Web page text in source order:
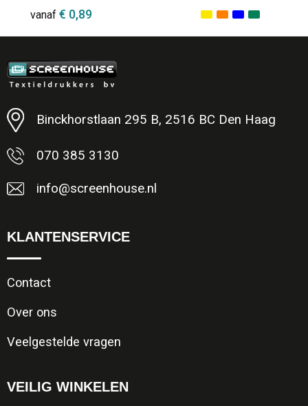
vanaf € 0,89
Minimale afname: 100
Binckhorstlaan 295 B, 2516 BC Den Haag
070 385 3130
info@screenhouse.nl
KLANTENSERVICE
Contact
Over ons
Veelgestelde vragen
VEILIG WINKELEN